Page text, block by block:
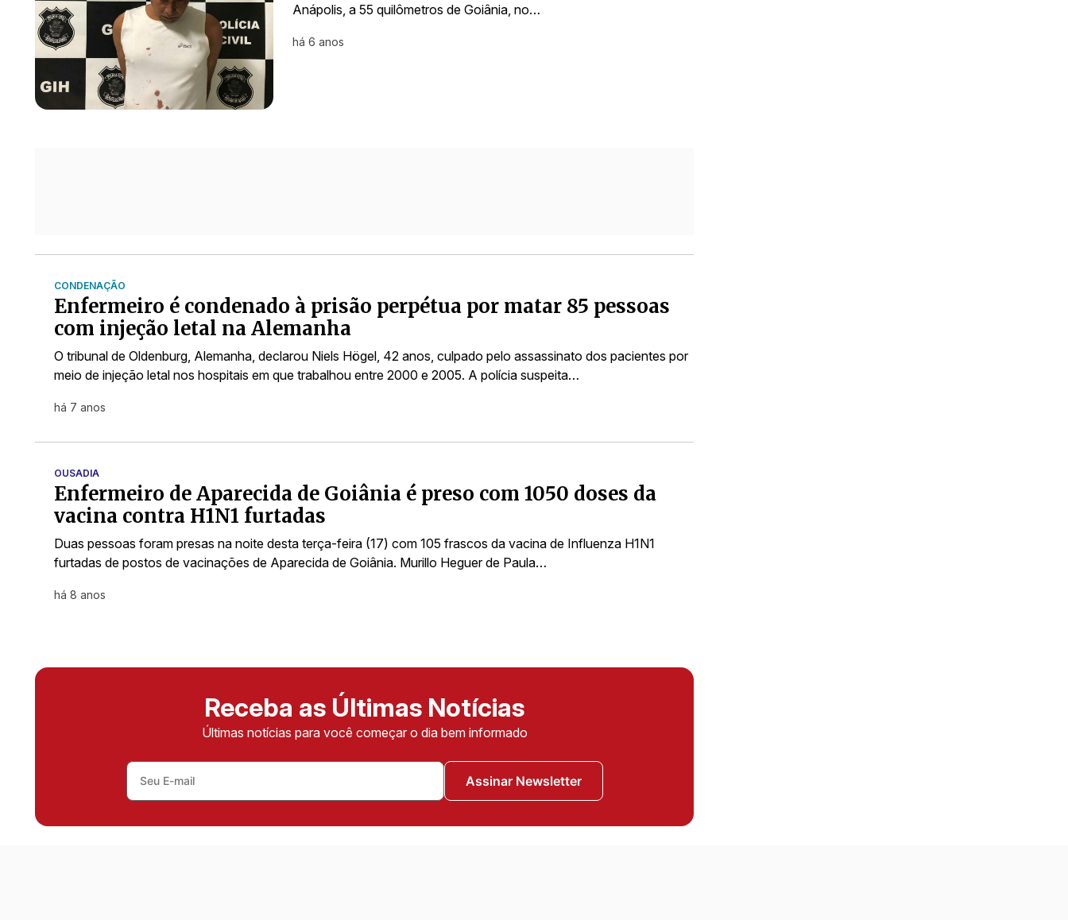
Anápolis, a 55 quilômetros de Goiânia, no…
há 6 anos
CONDENAÇÃO
Enfermeiro é condenado à prisão perpétua por matar 85 pessoas
com injeção letal na Alemanha
O tribunal de Oldenburg, Alemanha, declarou Niels Högel, 42 anos, culpado pelo assassinato dos pacientes por
meio de injeção letal nos hospitais em que trabalhou entre 2000 e 2005. A polícia suspeita…
há 7 anos
OUSADIA
Enfermeiro de Aparecida de Goiânia é preso com 1050 doses da
vacina contra H1N1 furtadas
Duas pessoas foram presas na noite desta terça-feira (17) com 105 frascos da vacina de Influenza H1N1
furtadas de postos de vacinações de Aparecida de Goiânia. Murillo Heguer de Paula…
há 8 anos
Receba as Últimas Notícias
Últimas notícias para você começar o dia bem informado
Assinar Newsletter